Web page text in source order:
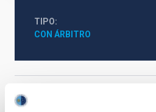
TIPO
CON ÁRBITRO
Astronomía de rayos gamma